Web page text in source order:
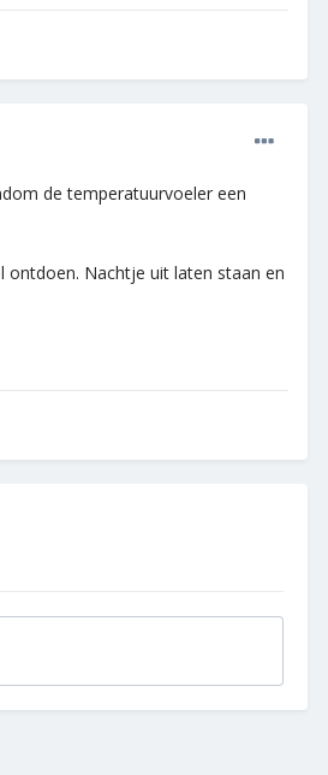
de temperatuurvoeler een
Nachtje uit laten staan en